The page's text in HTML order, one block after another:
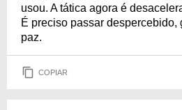
usou. A tática agora é
É preciso passar despercebido,
paz.
COPIAR